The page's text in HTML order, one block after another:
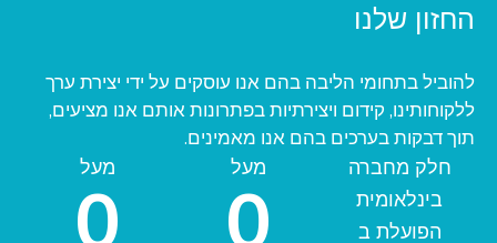
החזון שלנו
להוביל בתחומי הליבה בהם אנו עוסקים על ידי יצירת ערך
ללקוחותינו, קידום ויצירתיות בפתרונות אותם אנו מציעים,
תוך דבקות בערכים בהם אנו מאמינים.
חלק מחברה
בינלאומית
הפועלת ב
מעל מעל